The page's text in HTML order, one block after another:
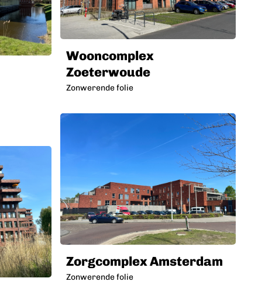
Wooncomplex
Zoeterwoude
Zonwerende folie
Zorgcomplex Amsterdam
Zonwerende folie